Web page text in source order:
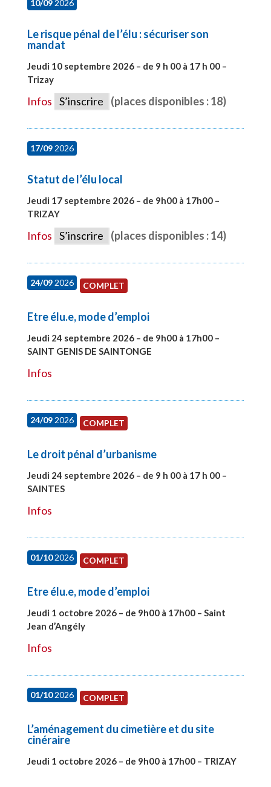
10/092026
Le risque pénal de l’élu : sécuriser son
mandat
Jeudi 10 septembre 2026 – de 9 h 00 à 17 h 00 –
Trizay
Infos S’inscrire (places disponibles : 18)
17/092026
Statut de l’élu local
Jeudi 17 septembre 2026 – de 9h00 à 17h00 –
TRIZAY
Infos S’inscrire (places disponibles : 14)
24/092026 COMPLET
Etre élu.e, mode d’emploi
Jeudi 24 septembre 2026 – de 9h00 à 17h00 –
SAINT GENIS DE SAINTONGE
Infos
24/092026 COMPLET
Le droit pénal d’urbanisme
Jeudi 24 septembre 2026 – de 9 h 00 à 17 h 00 –
SAINTES
Infos
01/102026 COMPLET
Etre élu.e, mode d’emploi
Jeudi 1 octobre 2026 – de 9h00 à 17h00 – Saint
Jean d’Angély
Infos
01/102026 COMPLET
L’aménagement du cimetière et du site
cinéraire
Jeudi 1 octobre 2026 – de 9h00 à 17h00 – TRIZAY